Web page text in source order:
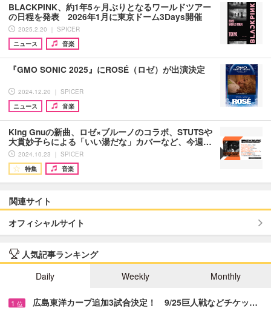
BLACKPINK、約1年5ヶ月ぶりとなるワールドツアー
の日程を発表 2026年1月に東京ドーム3Days開催
2025.2.20 ｜ SPICER
ニュース
音楽
『GMO SONIC 2025』にROSÉ（ロゼ）が出演決定
2024.12.20 ｜ SPICER
ニュース
音楽
King Gnuの新曲、ロゼ×ブルーノのコラボ、STUTSや
大貫妙子らによる「いい湯だな」カバーなど、今週…
2024.10.23 ｜ SPICER
特集
音楽
関連サイト
オフィシャルサイト
人気記事ランキング
Daily
Weekly Monthly
1 位 広島東洋カープ追加3試合決定！ 9/25巨人戦などチケッ…